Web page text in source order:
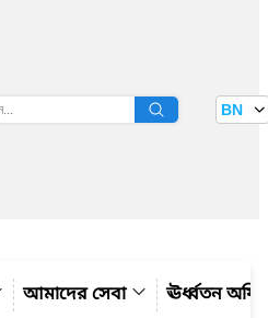
বাতায়ন BN
আমাদের সেবা ঊর্ধ্বতন